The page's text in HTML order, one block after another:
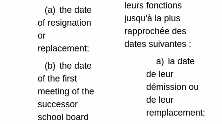
(a) the date
of resignation
or
replacement;
(b) the date
of the first
meeting of the
successor
school board
leurs fonctions
jusqu'à la plus
rapprochée des
dates suivantes :
a) la date
de leur
démission ou
de leur
remplacement;